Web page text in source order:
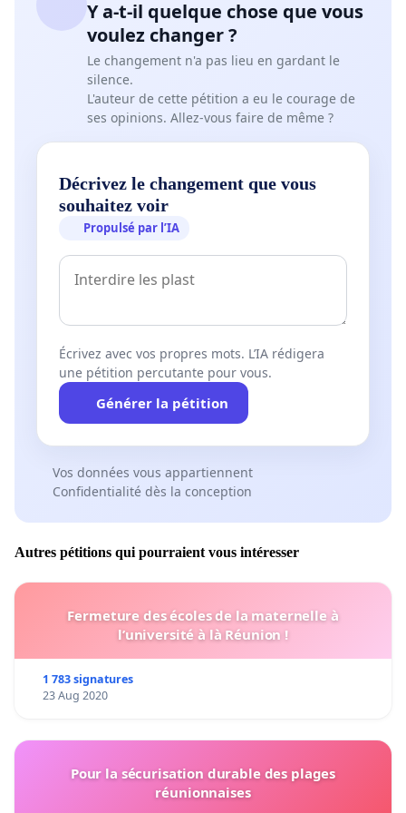
nombreux événements, mais je tenais à faire un
bref résumé.
En cette première fin de semaine de juin avait lieu
la rencontre de la ligue. Louiseville n'ayant plus de
avec un nouvel associé et de ce fait un
commanditaire majeur. Lorsqu'ils ont parlé et
présenté le projet de garder l'équipe de Louiseville,
le président informait les principaux concernés que
cela a été refusé. Louiseville à reçu l'appuie d'une
équipe SEULEMENT, alors cela fait en sorte que
temps mis par notre organisation à offrir un club
compétitif, à prendre soin des joueurs, il s'agit d'un
gros manque de respect que cela se termine de
cette façon.
L'équipe du Bellemare est une grande famille et
nous, les partisans, nous voulons conserver notre
club!!
Tous avec Louiseville
Y a-t-il quelque chose que vous
voulez changer ?
Le changement n'a pas lieu en gardant le
silence.
L'auteur de cette pétition a eu le courage de
ses opinions. Allez-vous faire de même ?
Décrivez le changement que vous
souhaitez voir
Propulsé par l’IA
Écrivez avec vos propres mots. L’IA rédigera
une pétition percutante pour vous.
Générer la pétition
Vos données vous appartiennent
Confidentialité dès la conception
Autres pétitions qui pourraient vous intéresser
Fermeture des écoles de la maternelle à
l’université à là Réunion !
1 783 signatures
23 Aug 2020
Pour la sécurisation durable des plages
réunionnaises